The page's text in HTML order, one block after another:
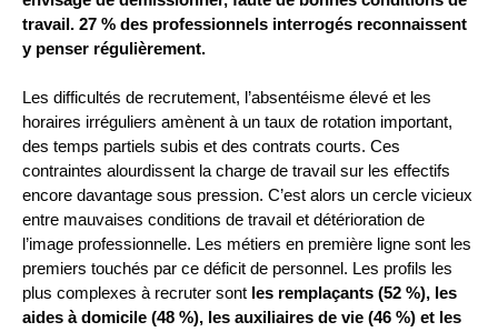
travail. 27 % des professionnels interrogés reconnaissent
y penser régulièrement.
Les difficultés de recrutement, l’absentéisme élevé et les
horaires irréguliers amènent à un taux de rotation important,
des temps partiels subis et des contrats courts. Ces
contraintes alourdissent la charge de travail sur les effectifs
encore davantage sous pression. C’est alors un cercle vicieux
entre mauvaises conditions de travail et détérioration de
l’image professionnelle. Les métiers en première ligne sont les
premiers touchés par ce déficit de personnel. Les profils les
plus complexes à recruter sont les remplaçants (52 %), les
aides à domicile (48 %), les auxiliaires de vie (46 %) et les